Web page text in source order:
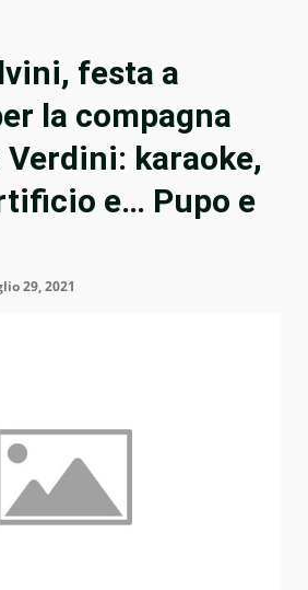
festa a
la compagna
Verdini: karaoke,
e… Pupo e
29, 2021